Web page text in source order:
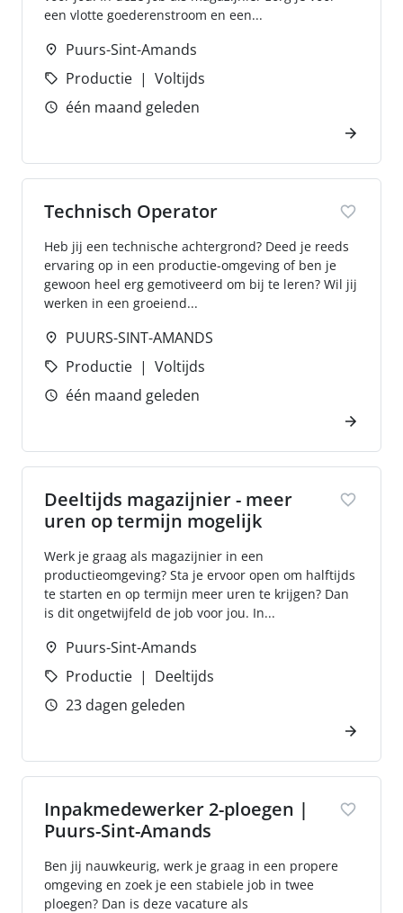
een vlotte goederenstroom en een...
Puurs-Sint-Amands
Productie
Voltijds
één maand geleden
Technisch Operator
Heb jij een technische achtergrond? Deed je reeds
ervaring op in een productie-omgeving of ben je
gewoon heel erg gemotiveerd om bij te leren? Wil jij
werken in een groeiend...
PUURS-SINT-AMANDS
Productie
Voltijds
één maand geleden
Deeltijds magazijnier - meer
uren op termijn mogelijk
Werk je graag als magazijnier in een
productieomgeving? Sta je ervoor open om halftijds
te starten en op termijn meer uren te krijgen? Dan
is dit ongetwijfeld de job voor jou. In...
Puurs-Sint-Amands
Productie
Deeltijds
23 dagen geleden
Inpakmedewerker 2-ploegen |
Puurs-Sint-Amands
Ben jij nauwkeurig, werk je graag in een propere
omgeving en zoek je een stabiele job in twee
ploegen? Dan is deze vacature als